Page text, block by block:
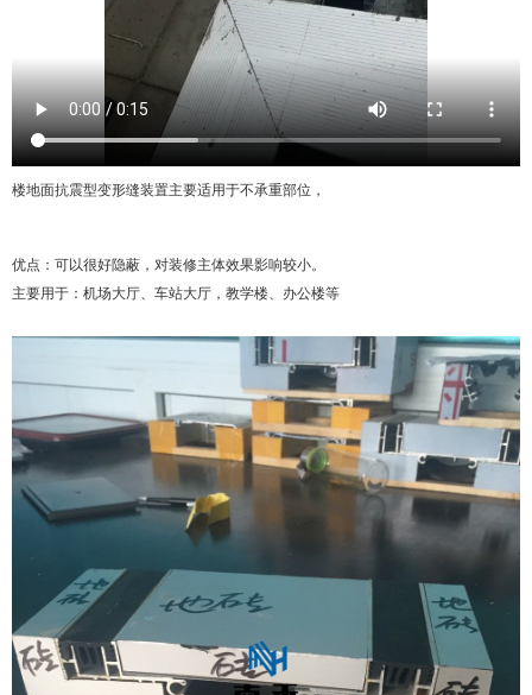
楼地面抗震型变形缝装置主要适用于不承重部位，
优点：可以很好隐蔽，对装修主体效果影响较小。
主要用于：机场大厅、车站大厅，教学楼、办公楼等